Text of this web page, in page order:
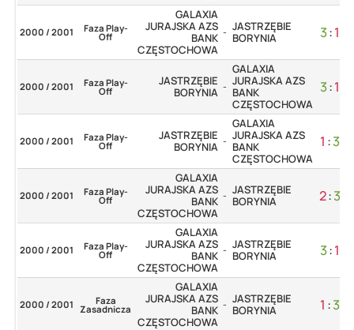
2000 / 2001 Faza Play-
Off
GALAXIA
JURAJSKA AZS
BANK
CZĘSTOCHOWA
- JASTRZĘBIE
BORYNIA
3:1
2000 / 2001 Faza Play-
Off
JASTRZĘBIE
BORYNIA -
GALAXIA
JURAJSKA AZS
BANK
CZĘSTOCHOWA
3:1
2000 / 2001 Faza Play-
Off
JASTRZĘBIE
BORYNIA -
GALAXIA
JURAJSKA AZS
BANK
CZĘSTOCHOWA
1 :3
2000 / 2001 Faza Play-
Off
GALAXIA
JURAJSKA AZS
BANK
CZĘSTOCHOWA
- JASTRZĘBIE
BORYNIA
2:3
2000 / 2001 Faza Play-
Off
GALAXIA
JURAJSKA AZS
BANK
CZĘSTOCHOWA
- JASTRZĘBIE
BORYNIA
3:1
2000 / 2001 Faza
Zasadnicza
GALAXIA
JURAJSKA AZS
BANK
CZĘSTOCHOWA
- JASTRZĘBIE
BORYNIA
1 :3